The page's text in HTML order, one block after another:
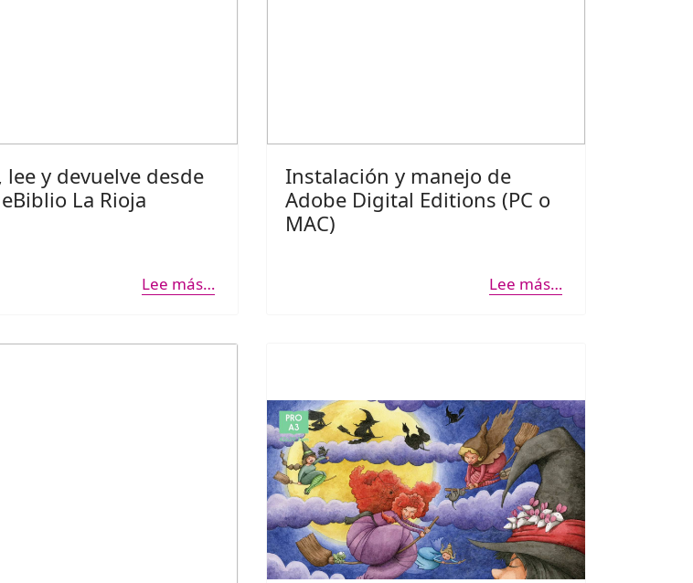
lee y devuelve desde
La Rioja
Lee más…
Instalación y manejo de
Adobe Digital Editions (PC o
MAC)
Lee más…